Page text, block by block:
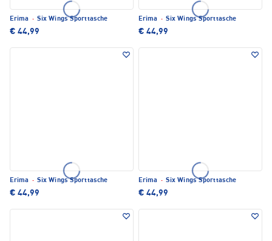
Erima · Six Wings Sporttasche
€ 44,99
Erima · Six Wings Sporttasche
€ 44,99
Erima · Six Wings Sporttasche
€ 44,99
Erima · Six Wings Sporttasche
€ 44,99